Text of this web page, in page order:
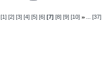
[1] [2] [3] [4] [5] [6] [7] [8] [9] [10] ...[37]